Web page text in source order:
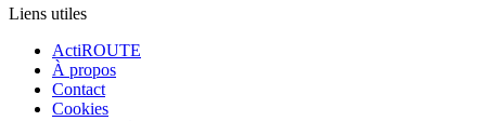
Liens utiles
ActiROUTE
À propos
Contact
Cookies